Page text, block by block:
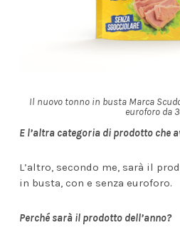
Il nuovo tonno in busta Marca
euroforo da
E l’altra categoria di prodotto che
L’altro, secondo me, sarà il
in busta, con e senza euroforo.
Perché sarà il prodotto dell’anno?